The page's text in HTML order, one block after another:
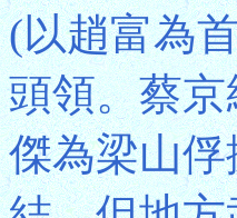
(以趙富為
頭領。蔡
傑為梁山